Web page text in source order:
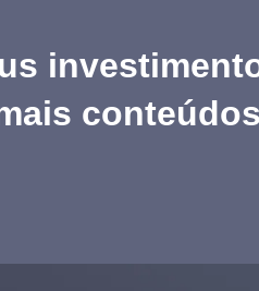
conteúdos